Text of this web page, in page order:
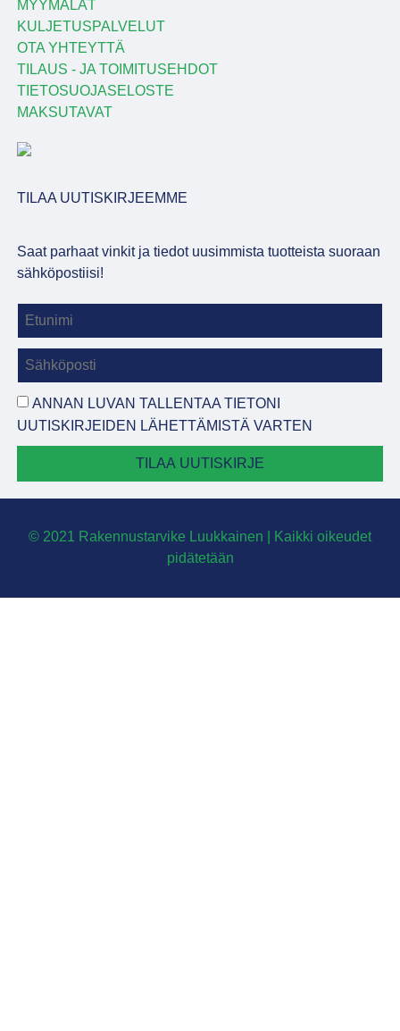
MYYMÄLÄT
KULJETUSPALVELUT
OTA YHTEYTTÄ
TILAUS - JA TOIMITUSEHDOT
TIETOSUOJASELOSTE
MAKSUTAVAT
TILAA UUTISKIRJEEMME
Saat parhaat vinkit ja tiedot uusimmista tuotteista suoraan
sähköpostiisi!
ANNAN LUVAN TALLENTAA TIETONI
UUTISKIRJEIDEN LÄHETTÄMISTÄ VARTEN
TILAA UUTISKIRJE
© 2021 Rakennustarvike Luukkainen | Kaikki oikeudet
pidätetään